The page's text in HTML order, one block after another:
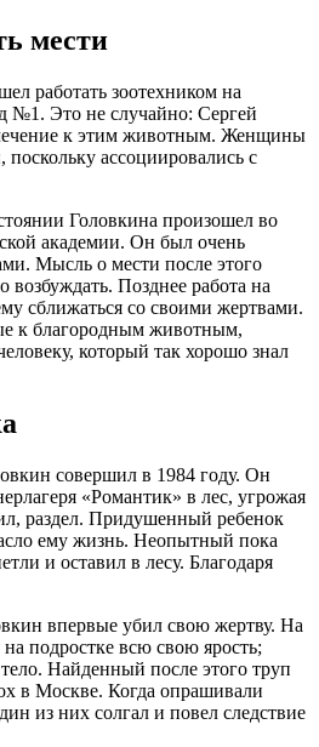
мести
работать зоотехником на
№1. Это не случайно: Сергей
к этим животным. Женщины
поскольку ассоциировались с
Головкина произошел во
академии. Он был очень
Мысль о мести после этого
возбуждать. Позднее работа на
сближаться со своими жертвами.
к благородным животным,
который так хорошо знал
совершил в 1984 году. Он
«Романтик» в лес, угрожая
раздел. Придушенный ребенок
ему жизнь. Неопытный пока
и оставил в лесу. Благодаря
впервые убил свою жертву. На
подростке всю свою ярость;
Найденный после этого труп
в Москве. Когда опрашивали
из них солгал и повел следствие